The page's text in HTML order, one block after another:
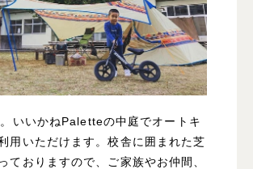
いいかねPaletteの中庭でオートキ
用いただけます。校舎に囲まれた芝
ておりますので、ご家族やお仲間、